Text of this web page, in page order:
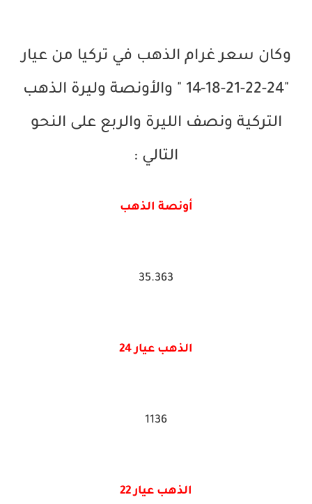
وكان سعر غرام الذهب في تركيا من عيار
"24-22-21-18-14 " والأونصة وليرة الذهب
التركية ونصف الليرة والربع على النحو
التالي :
أونصة الذهب
35.363
الذهب عيار 24
1136
الذهب عيار 22